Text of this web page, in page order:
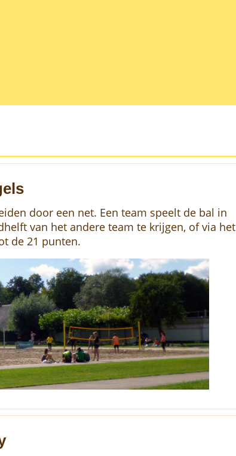
door een net. Een team speelt de bal in
van het andere team te krijgen, of via het
de 21 punten.